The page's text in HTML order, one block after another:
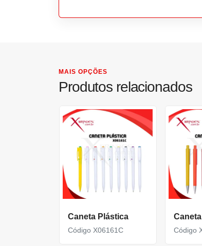
MAIS OPÇÕES
Produtos relacionados
Caneta Plástica
Código X06161C Código